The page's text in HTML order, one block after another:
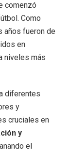
comenzó
Como
años fueron de
en
niveles más
diferentes
y
cruciales en
y
el